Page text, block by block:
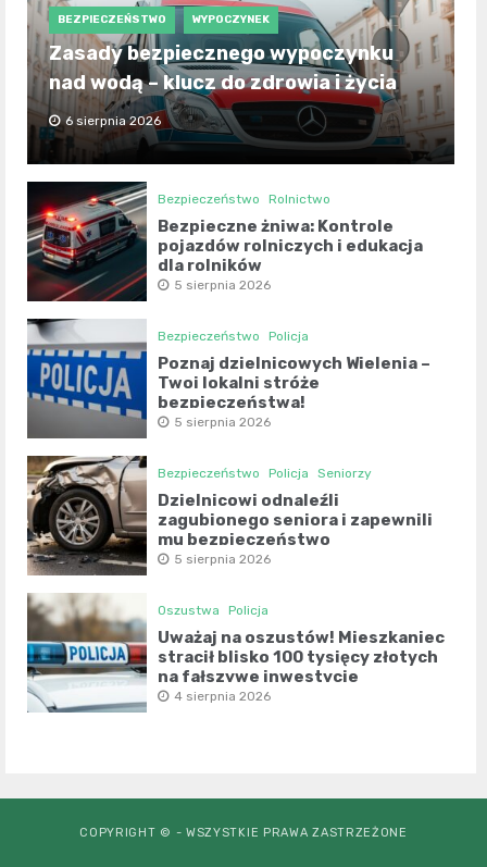
BEZPIECZEŃSTWO WYPOCZYNEK
Zasady bezpiecznego wypoczynku
nad wodą – klucz do zdrowia i życia
6 sierpnia 2026
Bezpieczeństwo Rolnictwo
Bezpieczne żniwa: Kontrole
pojazdów rolniczych i edukacja
dla rolników
5 sierpnia 2026
Bezpieczeństwo Policja
Poznaj dzielnicowych Wielenia –
Twoi lokalni stróże
bezpieczeństwa!
5 sierpnia 2026
Bezpieczeństwo Policja Seniorzy
Dzielnicowi odnaleźli
zagubionego seniora i zapewnili
mu bezpieczeństwo
5 sierpnia 2026
Oszustwa Policja
Uważaj na oszustów! Mieszkaniec
stracił blisko 100 tysięcy złotych
na fałszywe inwestycje
4 sierpnia 2026
COPYRIGHT © - WSZYSTKIE PRAWA ZASTRZEŻONE